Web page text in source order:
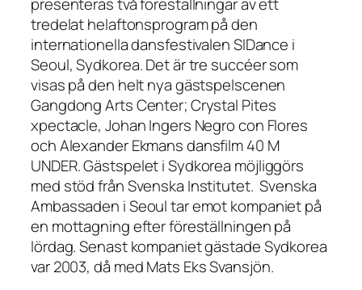
tredelat helaftonsprogram på den
internationella dansfestivalen SIDance i
Seoul, Sydkorea. Det är tre succéer som
visas på den helt nya gästspelscenen
Gangdong Arts Center; Crystal Pites
xpectacle, Johan Ingers Negro con Flores
och Alexander Ekmans dansfilm 40 M
UNDER. Gästspelet i Sydkorea möjliggörs
med stöd från Svenska Institutet. Svenska
Ambassaden i Seoul tar emot kompaniet på
en mottagning efter föreställningen på
lördag. Senast kompaniet gästade Sydkorea
var 2003, då med Mats Eks Svansjön.